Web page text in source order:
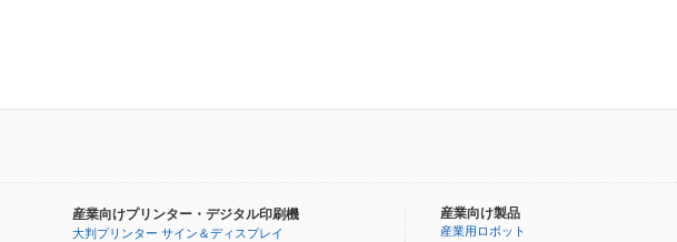
産業向けプリンター・デジタル印刷機
大判プリンター サイン＆ディスプレイ
産業向け製品
産業用ロボット